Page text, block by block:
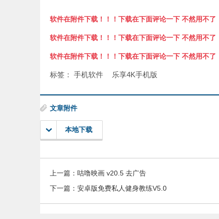
软件在附件下载！！！下载在下面评论一下 不然用不了
软件在附件下载！！！下载在下面评论一下 不然用不了
软件在附件下载！！！下载在下面评论一下 不然用不了
标签： 手机软件 乐享4K手机版
文章附件
本地下载
上一篇： 咕噜映画 v20.5 去广告
下一篇： 安卓版免费私人健身教练V5.0